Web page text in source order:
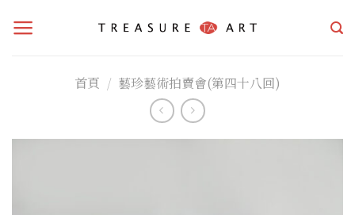
首頁 / 藝珍藝術拍賣會(第四十八回)